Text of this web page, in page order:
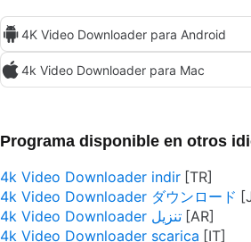
4K Video Downloader para Android
4k Video Downloader para Mac
Programa disponible en otros
4k Video Downloader indir
4k Video Downloader ダウンロード
4k Video Downloader تنزيل
4k Video Downloader scarica